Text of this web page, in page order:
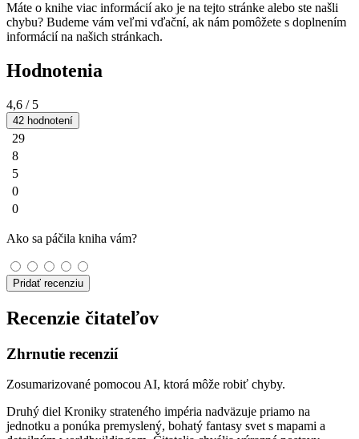
Máte o knihe viac informácií ako je na tejto stránke alebo ste našli
chybu? Budeme vám veľmi vďační, ak nám pomôžete s doplnením
informácií na našich stránkach.
Hodnotenia
4,6 / 5
42 hodnotení
29
8
5
0
0
Ako sa páčila kniha vám?
Pridať recenziu
Recenzie čitateľov
Zhrnutie recenzií
Zosumarizované pomocou AI, ktorá môže robiť chyby.
Druhý diel Kroniky strateného impéria nadväzuje priamo na
jednotku a ponúka premyslený, bohatý fantasy svet s mapami a